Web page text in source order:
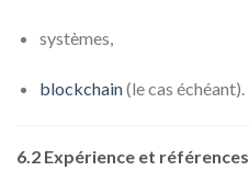
systèmes,
blockchain(le cas échéant).
6.2 Expérience et références